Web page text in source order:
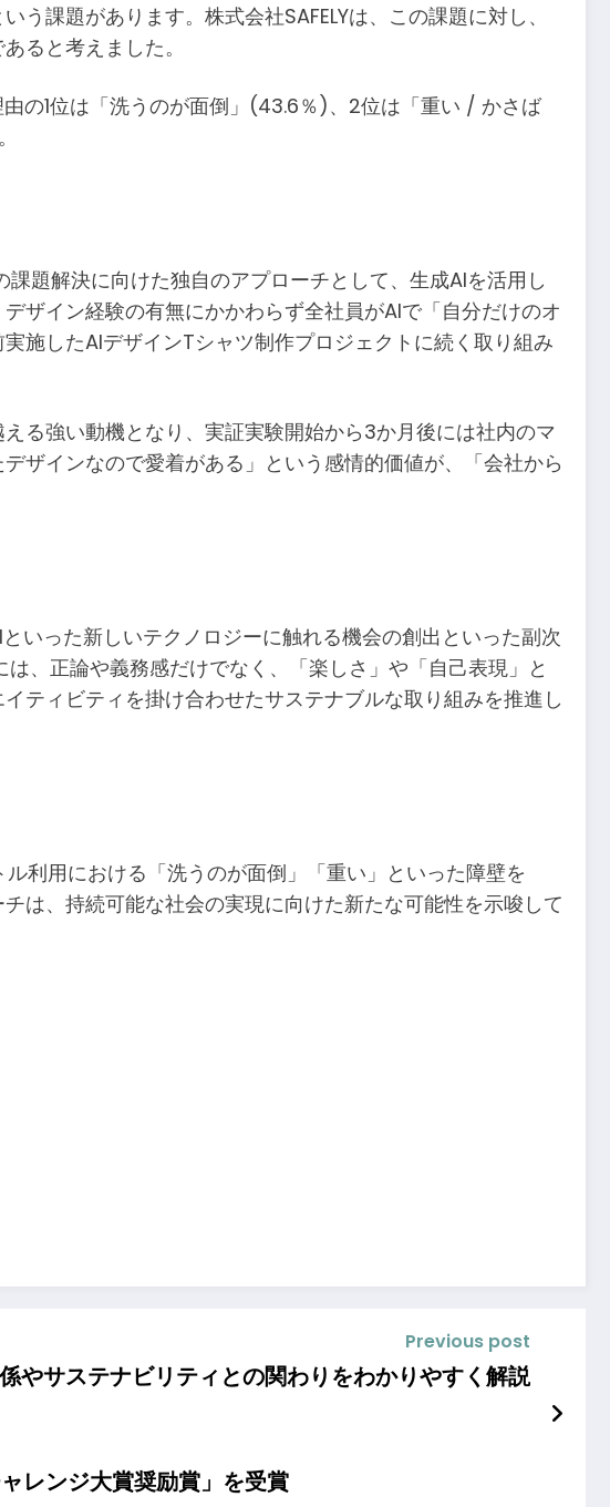
課題があります。株式会社SAFELYは、この課題に対し、
ると考えました。
の1位は「洗うのが面倒」(43.6％)、2位は「重い / かさば
題解決に向けた独自のアプローチとして、生成AIを活用し
ザイン経験の有無にかかわらず全社員がAIで「自分だけのオ
施したAIデザインTシャツ制作プロジェクトに続く取り組み
る強い動機となり、実証実験開始から3か月後には社内のマ
ザインなので愛着がある」という感情的価値が、「会社から
いった新しいテクノロジーに触れる機会の創出といった副次
、正論や義務感だけでなく、「楽しさ」や「自己表現」と
ティビティを掛け合わせたサステナブルな取り組みを推進し
利用における「洗うのが面倒」「重い」といった障壁を
は、持続可能な社会の実現に向けた新たな可能性を示唆して
Previous post
やサステナビリティとの関わりをわかりやすく解説
レンジ大賞奨励賞」を受賞